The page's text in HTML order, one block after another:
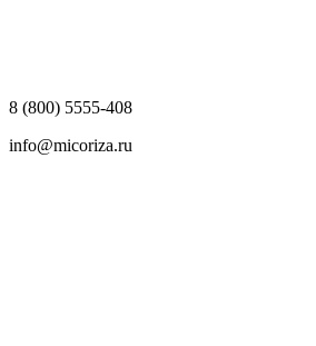
8 (800) 5555-408
info@micoriza.ru